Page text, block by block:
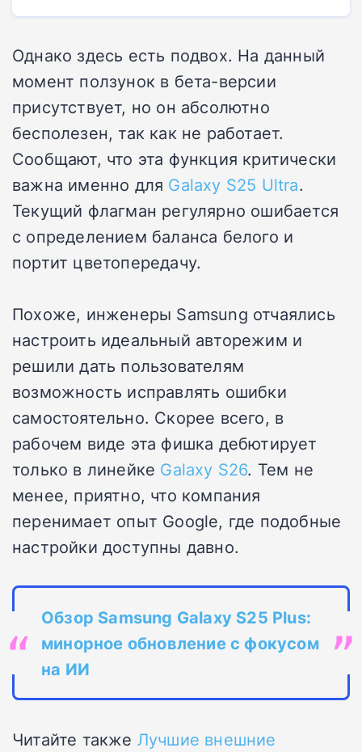
Однако здесь есть подвох. На данный
момент ползунок в бета-версии
присутствует, но он абсолютно
бесполезен, так как не работает.
Сообщают, что эта функция критически
важна именно для Galaxy S25 Ultra.
Текущий флагман регулярно ошибается
с определением баланса белого и
портит цветопередачу.
Похоже, инженеры Samsung отчаялись
настроить идеальный авторежим и
решили дать пользователям
возможность исправлять ошибки
самостоятельно. Скорее всего, в
рабочем виде эта фишка дебютирует
только в линейке Galaxy S26. Тем не
менее, приятно, что компания
перенимает опыт Google, где подобные
настройки доступны давно.
Обзор Samsung Galaxy S25 Plus:
минорное обновление с фокусом
на ИИ
Читайте также Лучшие внешние